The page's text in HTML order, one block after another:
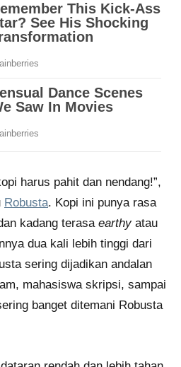
harus pahit dan nendang!”,
Robusta. Kopi ini punya rasa
kadang terasa earthyatau
dua kali lebih tinggi dari
sering dijadikan andalan
mahasiswa skripsi, sampai
banget ditemani Robusta